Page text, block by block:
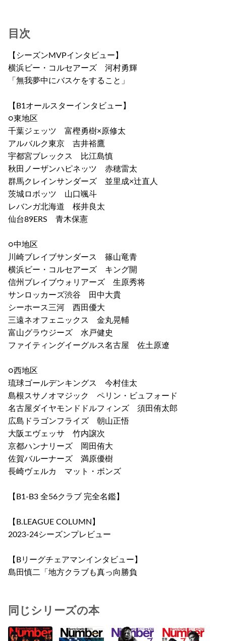
目次
【シーズンMVPインタビュー】
横浜ビー・コルセアーズ 河村勇輝
「無我夢中にバスケをすること」
【B1オールスターインタビュー】
○東地区
千葉ジェッツ 富樫勇樹×原修太
アルバルク東京 吉井裕鷹
宇都宮ブレックス 比江島慎
秋田ノーザンハピネッツ 赤穂雷太
群馬クレインサンダーズ 並里成×辻直人
茨城ロボッツ 山口颯斗
レバンガ北海道 桜井良太
仙台89ERS 青木保憲
○中地区
川崎ブレイブサンダース 篠山竜青
横浜ビー・コルセアーズ キング開
信州ブレイブウォリアーズ 生原秀将
サンロッカーズ渋谷 田中大貴
シーホース三河 西田優大
三遠ネオフェニックス 金丸晃輔
富山グラウジーズ 水戸健史
ファイティングイーグルス名古屋 佐土原遼
○西地区
琉球ゴールデンキングス 今村佳太
島根スサノオマジック ペリン・ビュフォード
名古屋ダイヤモンドドルフィンズ 須田侑太郎
広島ドラゴンフライズ 朝山正悟
大阪エヴェッサ 竹内譲次
京都ハンナリーズ 岡田侑大
佐賀バルーナーズ 満原優樹
長崎ヴェルカ マット・ボンズ
【B1-B3 全56クラブ 完全名鑑】
【B.LEAGUE COLUMN】
2023-24シーズンプレビュー
【Bリーグチェアマンインタビュー】
島田慎二「地方クラブも真っ向勝負
同じシリーズの本